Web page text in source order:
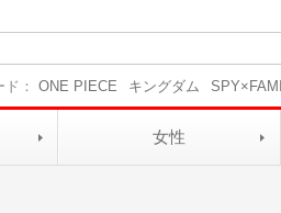
： ONE PIECE キングダム
女性